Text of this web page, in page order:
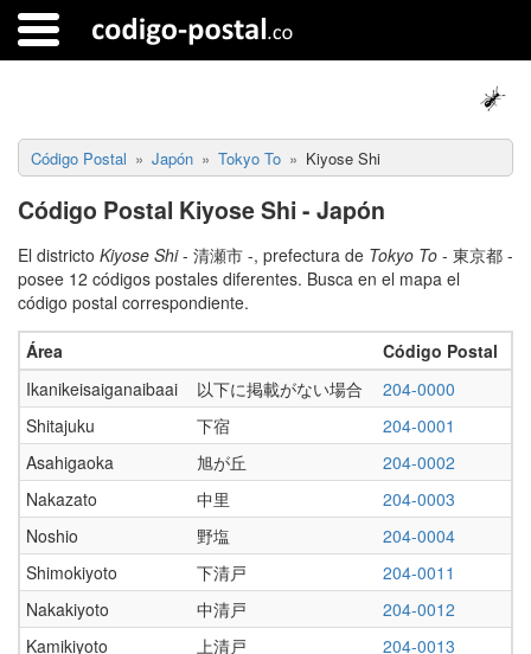
Código Postal Japón Tokyo To Kiyose Shi
Código Postal Kiyose Shi - Japón
El districto Kiyose Shi- 清瀬市 -, prefectura de Tokyo To - 東京都 -
posee 12 códigos postales diferentes. Busca en el mapa el
código postal correspondiente.
Área
Código Postal
Ikanikeisaiganaibaai
以下に掲載がない場合
204-0000
Shitajuku
下宿
204-0001
Asahigaoka
旭が丘
204-0002
Nakazato
中里
204-0003
Noshio
野塩
204-0004
Shimokiyoto
下清戸
204-0011
Nakakiyoto
中清戸
204-0012
Kamikiyoto
上清戸
204-0013